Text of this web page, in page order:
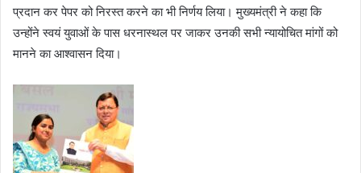
प्रदान कर पेपर को निरस्त करने का भी निर्णय लिया। मुख्यमंत्री ने कहा कि
उन्होंने स्वयं युवाओं के पास धरनास्थल पर जाकर उनकी सभी न्यायोचित मांगों को
मानने का आश्वासन दिया।